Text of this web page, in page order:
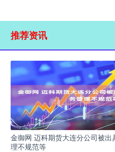
推荐资讯
金御网 迈科期货大连分公司被出
理不规范等